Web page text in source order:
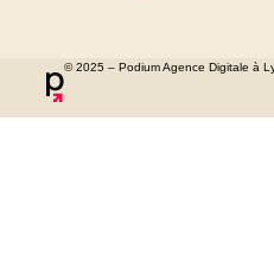
© 2025 – Podium Agence Digitale à